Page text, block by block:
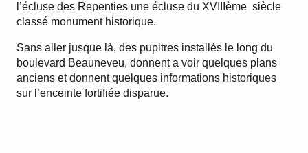
l’écluse des Repenties une écluse du XVIIIème siècle
classé monument historique.
Sans aller jusque là, des pupitres installés le long du
boulevard Beauneveu, donnent a voir quelques plans
anciens et donnent quelques informations historiques
sur l’enceinte fortifiée disparue.